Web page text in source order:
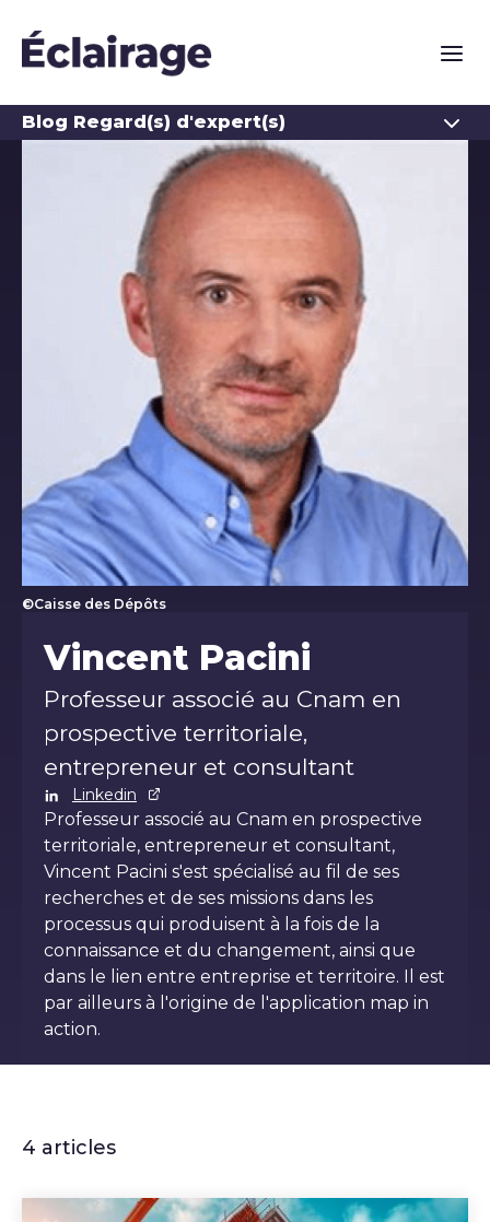
Blog Regard(s) d'expert(s)
Vincent Pacini
©Caisse des Dépôts
Vincent Pacini
Professeur associé au Cnam en
prospective territoriale,
entrepreneur et consultant
Linkedin
Professeur associé au Cnam en prospective
territoriale, entrepreneur et consultant,
Vincent Pacini s'est spécialisé au fil de ses
recherches et de ses missions dans les
processus qui produisent à la fois de la
connaissance et du changement, ainsi que
dans le lien entre entreprise et territoire. Il est
par ailleurs à l'origine de l'application map in
action.
4 articles